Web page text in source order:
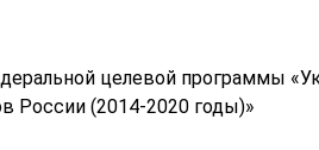
целевой программы
России (2014-2020 годы)»